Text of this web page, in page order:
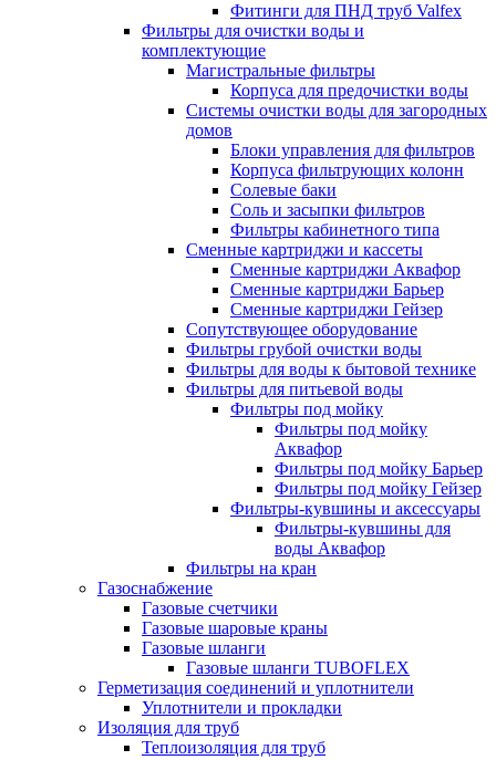
Фитинги для ПНД труб Valfex
Фильтры для очистки воды и
комплектующие
Магистральные фильтры
Корпуса для предочистки воды
Системы очистки воды для загородных
домов
Блоки управления для фильтров
Корпуса фильтрующих колонн
Солевые баки
Соль и засыпки фильтров
Фильтры кабинетного типа
Сменные картриджи и кассеты
Сменные картриджи Аквафор
Сменные картриджи Барьер
Сменные картриджи Гейзер
Сопутствующее оборудование
Фильтры грубой очистки воды
Фильтры для воды к бытовой технике
Фильтры для питьевой воды
Фильтры под мойку
Фильтры под мойку
Аквафор
Фильтры под мойку Барьер
Фильтры под мойку Гейзер
Фильтры-кувшины и аксессуары
Фильтры-кувшины для
воды Аквафор
Фильтры на кран
Газоснабжение
Газовые счетчики
Газовые шаровые краны
Газовые шланги
Газовые шланги TUBOFLEX
Герметизация соединений и уплотнители
Уплотнители и прокладки
Изоляция для труб
Теплоизоляция для труб